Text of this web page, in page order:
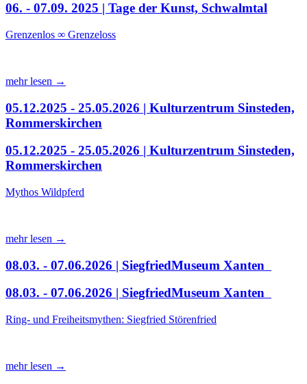
06. - 07.09. 2025 | Tage der Kunst, Schwalmtal
Grenzenlos ∞ Grenzeloss
mehr lesen →
05.12.2025 - 25.05.2026 | Kulturzentrum Sinsteden,
Rommerskirchen
05.12.2025 - 25.05.2026 | Kulturzentrum Sinsteden,
Rommerskirchen
Mythos Wildpferd
mehr lesen →
08.03. - 07.06.2026 | SiegfriedMuseum Xanten
08.03. - 07.06.2026 | SiegfriedMuseum Xanten
Ring- und Freiheitsmythen: Siegfried Störenfried
mehr lesen →